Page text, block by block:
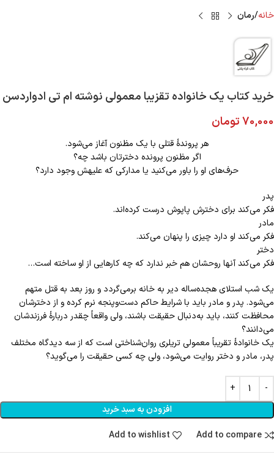
خانه رمان
خرید کتاب یک خانواده تقزیبا معمولی نوشته ام تی ادواردسن
70,000تومان
هر پروندۀ قتلی با یک مظنون آغاز می‌شود.
اگر مظنون پرونده دخترتان باشد چه؟
حرف‌های او را باور می‌کنید یا مدارکی که علیهش وجود دارد؟
پدر
فکر می‌کند برای دخترش پاپوش درست کرده‌اند.
مادر
فکر می‌کند او دارد چیزی را پنهان می‌کند.
دختر
فکر می‌کند آنها روحشان هم خبر ندارد که چه کارهایی از او ساخته است…
یک شب استلای هجده‌ساله دیر به خانه برمی‌گردد و روز بعد به قتل متهم
می‌شود. پدر و مادر باید با شرایط حاکم دست‌‌وپنجه نرم کرده و از دخترشان
محافظت کنند، باید به‌دنبال حقیقت باشند، ولی واقعاً چقدر دربارۀ فرزندشان
می‌دانند؟
یک خانوادۀ تقریباً معمولی تریلری روان‌شناختی است که از سه دیدگاه مختلف
پدر، مادر و دختر روایت می‌شود، ولی چه کسی حقیقت را می‌گوید؟
افزودن به سبد خرید
Add to compare
Add to wishlist